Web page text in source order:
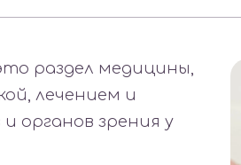
раздел медицины,
лечением и
органов зрения у